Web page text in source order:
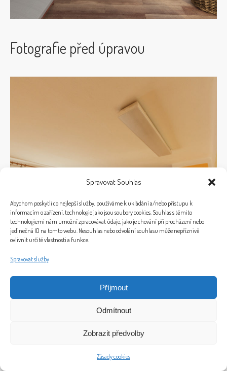
Spravovat Souhlas
Abychom poskytli co nejlepší služby, používáme k ukládání a/nebo přístupu k
informacím o zařízení, technologie jako jsou soubory cookies. Souhlas s těmito
technologiemi nám umožní zpracovávat údaje, jako je chování při procházení nebo
jedinečná ID na tomto webu. Nesouhlas nebo odvolání souhlasu může nepříznivě
ovlivnit určité vlastnosti a funkce.
Spravovat služby
Příjmout
Odmítnout
Zobrazit předvolby
Zásady cookies
Fotografie před úpravou